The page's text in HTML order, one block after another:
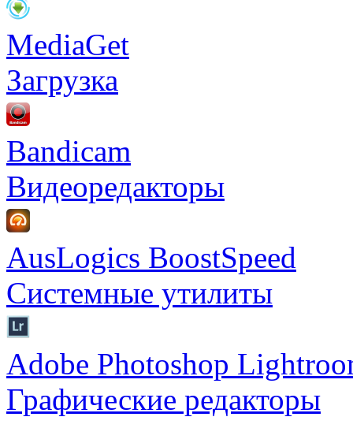
MediaGet
Загрузка
Bandicam
Видеоредакторы
AusLogics BoostSpeed
Системные утилиты
Adobe Photoshop
Графические редакторы